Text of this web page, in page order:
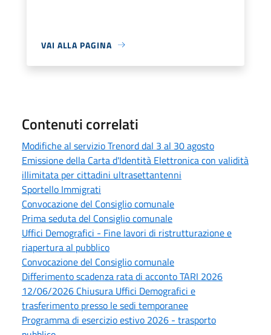
VAI ALLA PAGINA
Contenuti correlati
Modifiche al servizio Trenord dal 3 al 30 agosto
Emissione della Carta d'Identità Elettronica con validità
illimitata per cittadini ultrasettantenni
Sportello Immigrati
Convocazione del Consiglio comunale
Prima seduta del Consiglio comunale
Uffici Demografici - Fine lavori di ristrutturazione e
riapertura al pubblico
Convocazione del Consiglio comunale
Differimento scadenza rata di acconto TARI 2026
12/06/2026 Chiusura Uffici Demografici e
trasferimento presso le sedi temporanee
Programma di esercizio estivo 2026 - trasporto